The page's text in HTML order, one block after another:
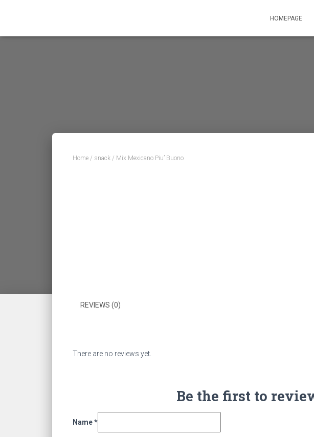
HOMEPAGE
Home / snack / Mix Mexicano Piu’ Buono
REVIEWS (0)
There are no reviews yet.
Be the first to
Name*